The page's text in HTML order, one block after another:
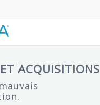
ACQUISITIONS